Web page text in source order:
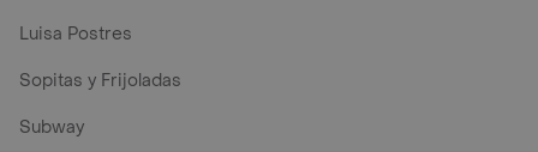
Luisa Postres
Sopitas y Frijoladas
Subway